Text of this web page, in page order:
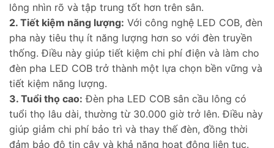
lông nhìn rõ và tập trung tốt hơn trên sân.
2. Tiết kiệm năng lượng: Với công nghệ LED COB, đèn
pha này tiêu thụ ít năng lượng hơn so với đèn truyền
thống. Điều này giúp tiết kiệm chi phí điện và làm cho
đèn pha LED COB trở thành một lựa chọn bền vững và
tiết kiệm năng lượng.
3. Tuổi thọ cao: Đèn pha LED COB sân cầu lông có
tuổi thọ lâu dài, thường từ 30.000 giờ trở lên. Điều này
giúp giảm chi phí bảo trì và thay thế đèn, đồng thời
đảm bảo độ tin cậy và khả năng hoạt động liên tục.